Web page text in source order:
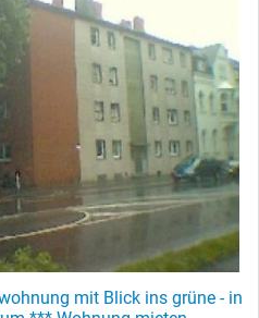
mit Blick ins grüne - in